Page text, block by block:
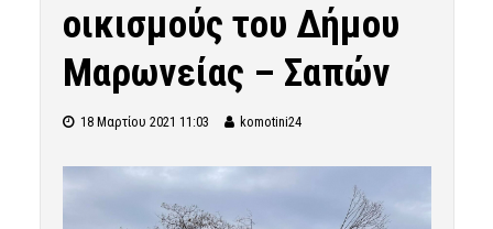
οικισμούς του Δήμου
Μαρωνείας – Σαπών
18 Μαρτίου 2021 11:03 komotini24